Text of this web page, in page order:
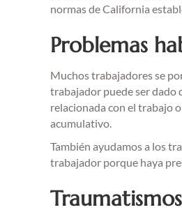
normas de California
Problemas
Muchos trabajadores se
trabajador puede ser dado
relacionada con el trabajo
acumulativo.
También ayudamos a los
trabajador porque haya